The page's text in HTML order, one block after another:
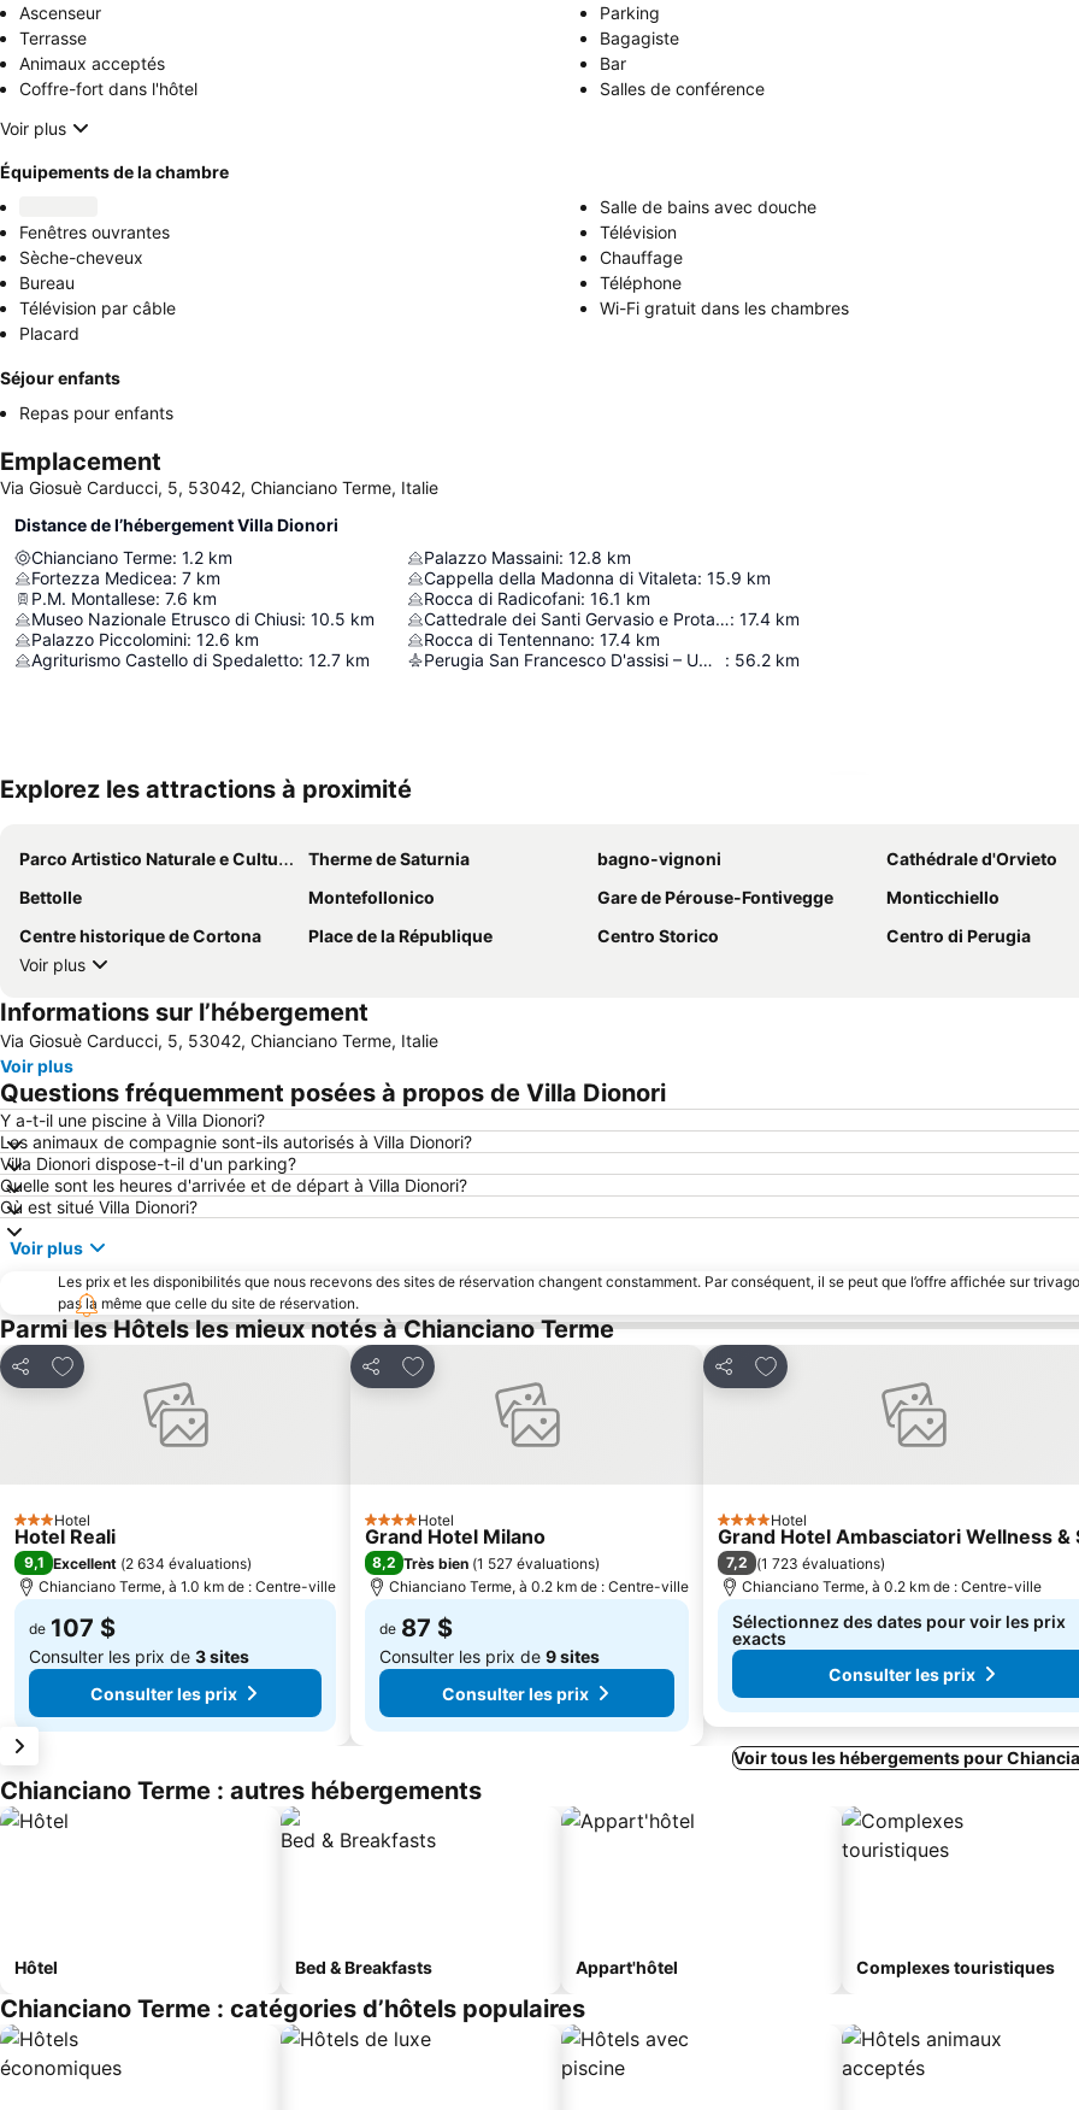
Ascenseur
Parking
Terrasse
Bagagiste
Animaux acceptés
Bar
Coffre-fort dans l'hôtel
Salles de conférence
Voir plus
Équipements de la chambre
Salle de bains avec douche
Fenêtres ouvrantes
Télévision
Sèche-cheveux
Chauffage
Bureau
Téléphone
Télévision par câble
Wi-Fi gratuit dans les chambres
Placard
Séjour enfants
Repas pour enfants
Emplacement
Via Giosuè Carducci, 5, 53042, Chianciano Terme, Italie
Distance de l’hébergement Villa Dionori
Chianciano Terme: 1.2 km
Fortezza Medicea: 7 km
P.M. Montallese: 7.6 km
Museo Nazionale Etrusco di Chiusi: 10.5 km
Palazzo Piccolomini: 12.6 km
Agriturismo Castello di Spedaletto: 12.7 km
Palazzo Massaini: 12.8 km
Cappella della Madonna di Vitaleta: 15.9 km
Rocca di Radicofani: 16.1 km
Cattedrale dei Santi Gervasio e Protasio: 17.4 km
Rocca di Tentennano: 17.4 km
Perugia San Francesco D'assisi – Umbria International Airport
: 56.2 km
Explorez les attractions à proximité
Parco Artistico Naturale e Culturale della Val d'Orcia Therme de Saturnia bagno-vignoni
Cathédrale d'Orvieto
Bettolle
Montefollonico Gare de Pérouse-Fontivegge
Monticchiello
Centre historique de Cortona
Place de la République Centro Storico
Centro di Perugia
Voir plus
Informations sur l’hébergement
Via Giosuè Carducci, 5, 53042, Chianciano Terme, Italie
Voir plus
Questions fréquemment posées à propos de Villa Dionori
Y a-t-il une piscine à Villa Dionori?
Les animaux de compagnie sont-ils autorisés à Villa Dionori?
Villa Dionori dispose-t-il d'un parking?
Quelle sont les heures d'arrivée et de départ à Villa Dionori?
Où est situé Villa Dionori?
Voir plus
Les prix et les disponibilités que nous recevons des sites de réservation changent constamment. Par conséquent, il se peut que l’offre affichée sur
pas la même que celle du site de réservation.
Parmi les Hôtels les mieux notés à Chianciano Terme
Partager
Ajouter à mes favoris
3 Étoiles
Hotel
Hotel Reali
9,1 Excellent (2 634 évaluations)
Chianciano Terme, à 1.0 km de : Centre-ville
de 107 $
Consulter les prix de 3 sites
Consulter les prix
Partager
Ajouter à mes favoris
4 ÉtoilesHotel
Grand Hotel Milano
8,2 Très bien (1 527 évaluations)
Chianciano Terme, à 0.2 km de : Centre-ville
de 87 $
Consulter les prix de 9 sites
Consulter les prix
Partager
Ajouter à mes favoris
4 ÉtoilesHotel
Grand Hotel Ambasciatori Wellness &
7,2 (1 723 évaluations)
Chianciano Terme, à 0.2 km de : Centre-ville
Sélectionnez des dates pour voir les prix
exacts
Consulter les prix
Voir tous les hébergements pour
Chianciano Terme : autres hébergements
Hôtel Bed & Breakfasts Appart'hôtel Complexes touristiques
Chianciano Terme : catégories d’hôtels populaires